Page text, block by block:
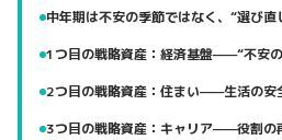
中年期は不安の季節ではなく、“選び直
1つ目の戦略資産：経済基盤——“不安
2つ目の戦略資産：住まい——生活の安
3つ目の戦略資産：キャリア——役割の